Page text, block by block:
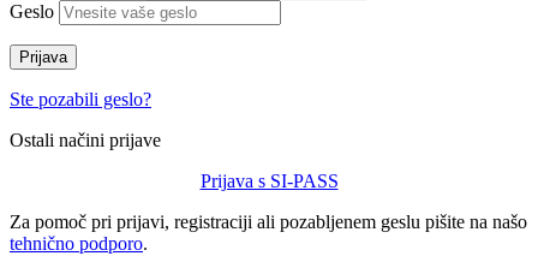
Geslo
Prijava
Ste pozabili geslo?
Ostali načini prijave
Prijava s SI-PASS
Za pomoč pri prijavi, registraciji ali pozabljenem geslu pišite na našo
tehnično podporo.